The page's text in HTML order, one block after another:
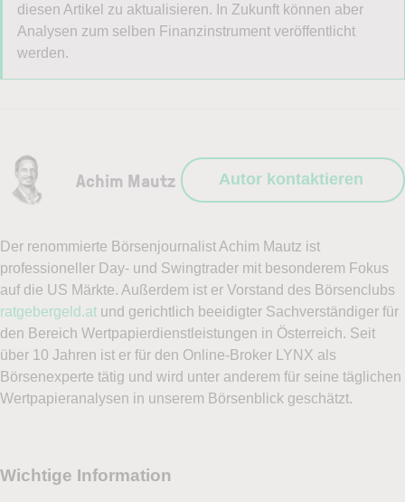
diesen Artikel zu aktualisieren. In Zukunft können aber
Analysen zum selben Finanzinstrument veröffentlicht
werden.
Achim Mautz Autor kontaktieren
Der renommierte Börsenjournalist Achim Mautz ist
professioneller Day- und Swingtrader mit besonderem Fokus
auf die US Märkte. Außerdem ist er Vorstand des Börsenclubs
ratgebergeld.at und gerichtlich beeidigter Sachverständiger für
den Bereich Wertpapierdienstleistungen in Österreich. Seit
über 10 Jahren ist er für den Online-Broker LYNX als
Börsenexperte tätig und wird unter anderem für seine täglichen
Wertpapieranalysen in unserem Börsenblick geschätzt.